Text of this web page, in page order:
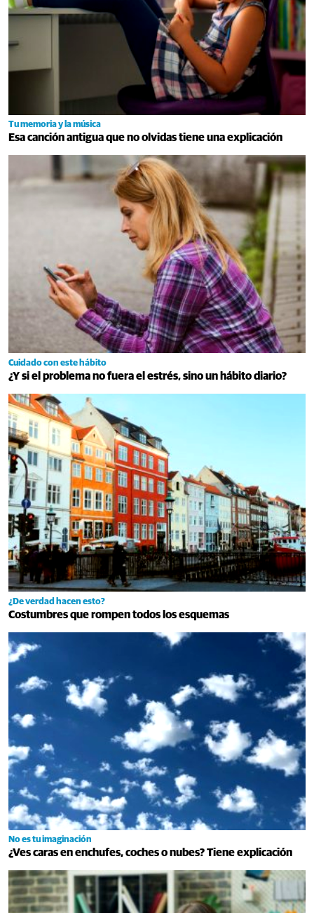
Tu memoria y la música
Esa canción antigua que no olvidas tiene una explicación
Cuidado con este hábito
¿Y si el problema no fuera el estrés, sino un hábito diario?
¿De verdad hacen esto?
Costumbres que rompen todos los esquemas
No es tu imaginación
¿Ves caras en enchufes, coches o nubes? Tiene explicación